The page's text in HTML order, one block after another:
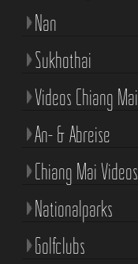
Nan
Sukhothai
Videos Chiang Mai
An- & Abreise
Chiang Mai Videos
Nationalparks
Golfclubs